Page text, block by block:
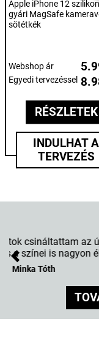
Apple iPhone 12
gyári MagSafe
sötétkék
Webshop ár
Egyedi tervezéssel
RÉSZLETEK
INDULHAT A
TERVEZÉS
Nagyon jó a
tervezet
Previous